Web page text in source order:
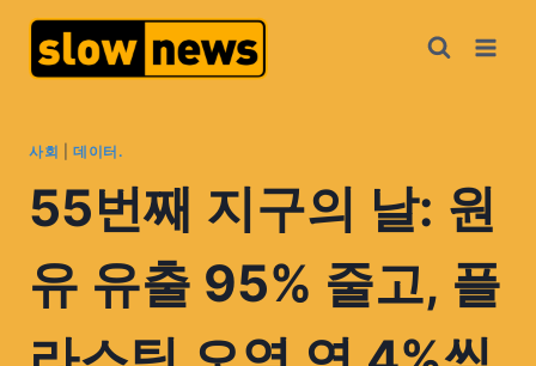
사회 데이터.
55번째 지구의 날: 원
유 유출 95% 줄고, 플